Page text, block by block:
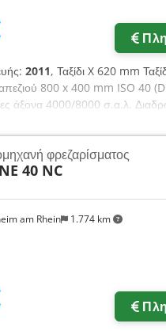
2011, Ταξίδι X 620 mm
800 x 400 mm ISO 40
άξονα 4000/8000 σ.α.λ.
5,5,4 (m/min) Ισχύς KW 10,5
Βάρος περίπου. 1900 κιλά
am Rhein 1.774 km
φρεζαρίσματος
40 NC